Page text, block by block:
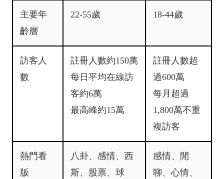
主要年
齡層
22-55歲 18-44歲
訪客人
數
註冊人數約150萬
每日平均在線訪
客約6萬
最高峰約15萬
註冊人數超
過600萬
每月超過
1,800萬不重
複訪客
熱門看
版
八卦、感情、西
斯、股票、球
感情、閒
聊、心情、